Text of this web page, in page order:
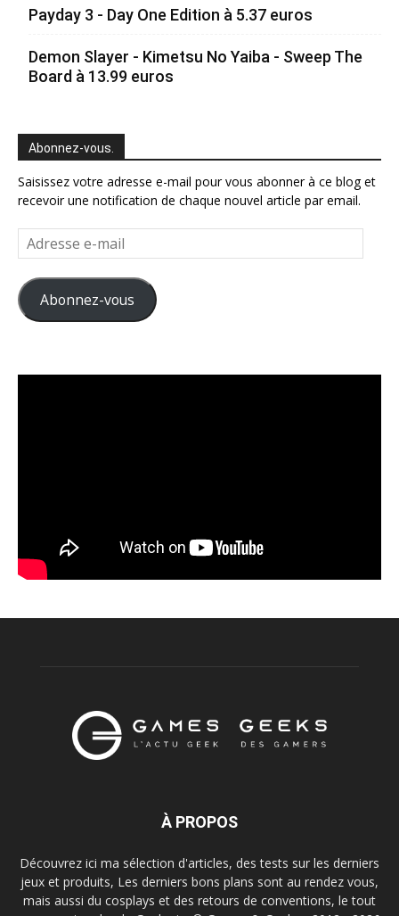
Payday 3 - Day One Edition à 5.37 euros
Demon Slayer - Kimetsu No Yaiba - Sweep The
Board à 13.99 euros
Abonnez-vous.
Saisissez votre adresse e-mail pour vous abonner à ce blog et
recevoir une notification de chaque nouvel article par email.
Adresse
e-
mail
Abonnez-vous
À PROPOS
Découvrez ici ma sélection d'articles, des tests sur les derniers
jeux et produits, Les derniers bons plans sont au rendez vous,
mais aussi du cosplays et des retours de conventions, le tout